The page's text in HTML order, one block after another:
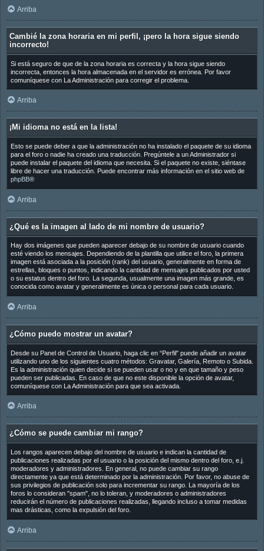
Arriba
Cambié la zona horaria en mi perfil, ¡pero la hora sigue siendo
incorrecto!
Si está seguro de que de la zona horaria es correcta y la hora sigue siendo
incorrecta, entonces la hora almacenada en el servidor es errónea. Por favor
comuníquese con La Administración para corregir el problema.
Arriba
¡Mi idioma no está en la lista!
Esto se puede deber a que la administración no ha instalado el paquete de su idioma
para el foro o nadie ha creado una traducción. Pregúntele a un Administrador si
puede instalar el paquete del idioma que necesita. Si el paquete no existe, siéntase
libre de hacer una traducción. Puede encontrar más información en el sitio web de
phpBB®
Arriba
¿Qué es la imagen al lado de mi nombre de usuario?
Hay dos imágenes que pueden aparecer debajo de su nombre de usuario cuando
esté viendo los mensajes. Dependiendo de la plantilla que utilice el foro, la primera
imagen está asociada a la posición (rank) del usuario, generalmente en forma de
estrellas, bloques o puntos, indicando la cantidad de mensajes publicados por usted
o su estatus dentro del foro. La segunda, usualmente una imagen más grande, es
conocida como avatar y generalmente es única o personal para cada usuario.
Arriba
¿Cómo puedo mostrar un avatar?
Desde su Panel de Control de Usuario, haga clic en “Perfil” puede añadir un avatar
utilizando uno de los siguientes cuatro métodos: Gravatar, Galería, Remoto o Subida.
Es la administración quien decide si se pueden usar o no y en que tamaño y peso
pueden ser publicadas. En caso de que no este disponible la opción de avatar,
comuníquese con La Administración para que sea activada.
Arriba
¿Cómo se puede cambiar mi rango?
Los rangos aparecen debajo del nombre de usuario e indican la cantidad de
publicaciones realizadas por el usuario o la posición del mismo dentro del foro, e.j.
moderadores y administradores. En general, no puede cambiar su rango
directamente ya que está determinado por la administración. Por favor, no abuse de
sus privilegios de publicación solo para incrementar su rango. La mayoría de los
foros lo consideran "spam", no lo toleran, y moderadores o administradores
reducirán el número de publicaciones realizadas, llegando incluso a tomar medidas
mas drásticas, como la expulsión del foro.
Arriba